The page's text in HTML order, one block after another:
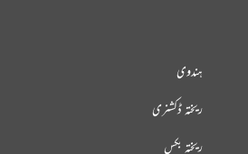
ہندوی
ریختہ ڈکشنری
ریختہ بکس